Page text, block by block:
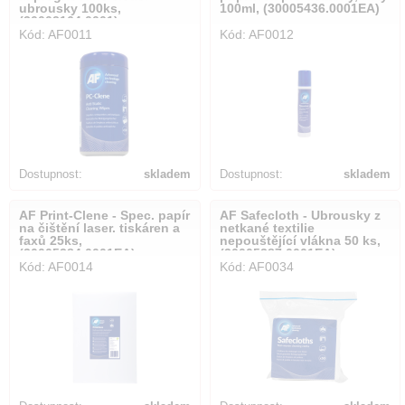
ubrousky 100ks,
(30002164.0001)
Kód: AF0011
Dostupnost: skladem
100ml, (30005436.0001EA)
Kód: AF0012
Dostupnost: skladem
AF Print-Clene - Spec. papír
na čištění laser. tiskáren a
faxů 25ks,
(30005384.0001EA)
Kód: AF0014
AF Safecloth - Ubrousky z
netkané textilie
nepouštějící vlákna 50 ks,
(30005387.0001EA)
Kód: AF0034